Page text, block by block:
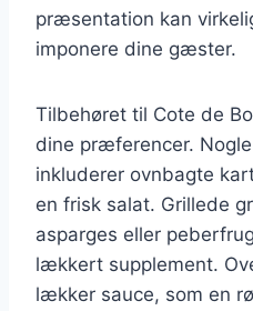
præsentation kan
imponere dine gæster.
Tilbehøret til Cote de
dine præferencer.
inkluderer ovnbagte
en frisk salat. Grillede
asparges eller
lækkert supplement.
lækker sauce, som en